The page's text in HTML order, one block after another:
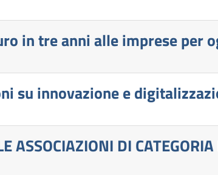
in tre anni alle imprese per
su innovazione e
ASSOCIAZIONI DI